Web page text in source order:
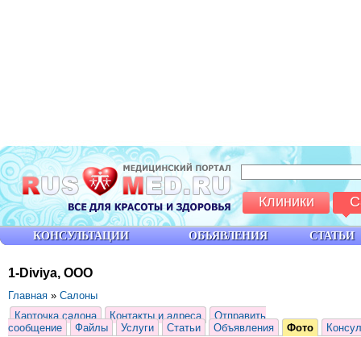
1-Diviya, ООО
Главная » Салоны
Карточка салона
Контакты и адреса
Отправить
сообщение
Файлы Услуги Статьи Объявления Фото
КОНСУЛЬТАЦИИ ОБЪЯВЛЕНИЯ СТАТЬИ
Клиники